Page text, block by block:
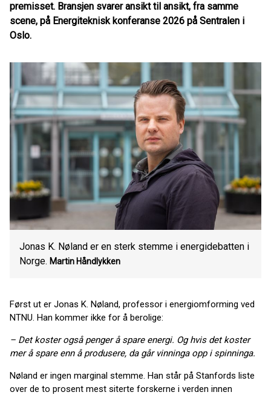
premisset. Bransjen svarer ansikt til ansikt, fra samme
scene, på Energiteknisk konferanse 2026 på Sentralen i
Oslo.
Jonas K. Nøland er en sterk stemme i energidebatten i
Norge. Martin Håndlykken
Først ut er Jonas K. Nøland, professor i energiomforming ved
NTNU. Han kommer ikke for å berolige:
– Det koster også penger å spare energi. Og hvis det koster
mer å spare enn å produsere, da går vinninga opp i spinninga.
Nøland er ingen marginal stemme. Han står på Stanfords liste
over de to prosent mest siterte forskerne i verden innen